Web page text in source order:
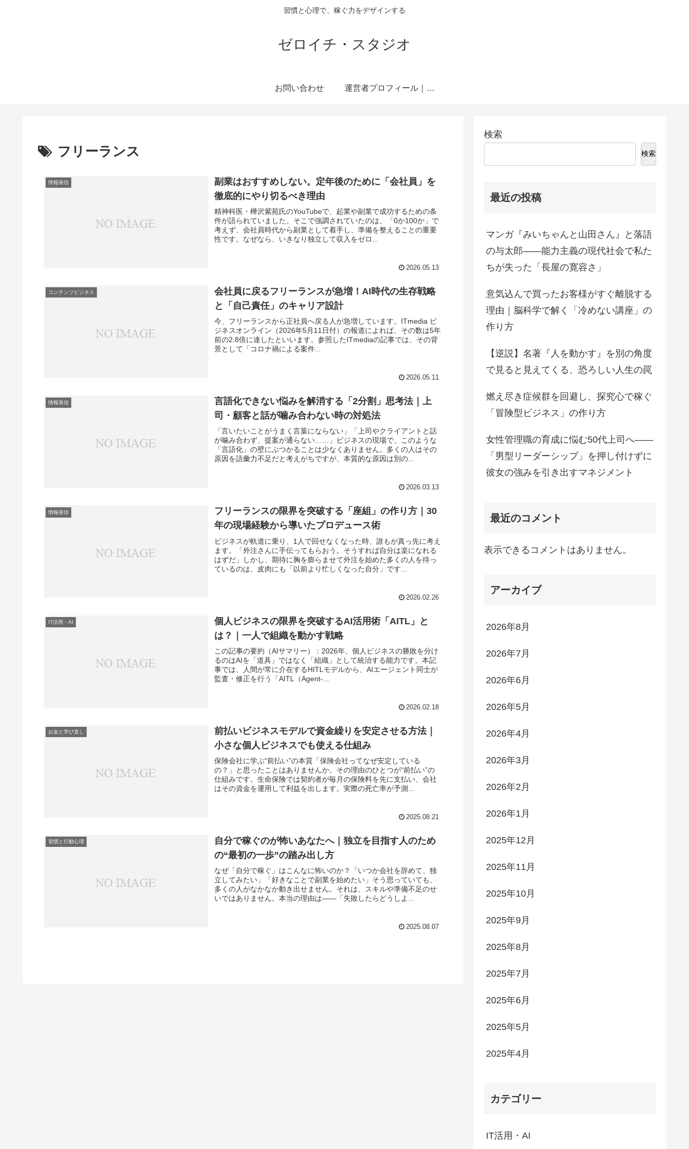
習慣と心理で、稼ぐ力をデザインする
ゼロイチ・スタジオ
お問い合わせ 運営者プロフィール｜ミライジュウ
フリーランス
情報発信
副業はおすすめしない。定年後のために「会社員」を
徹底的にやり切るべき理由
精神科医・樺沢紫苑氏のYouTubeで、起業や副業で成功するための条
件が語られていました。そこで強調されていたのは、「0か100か」で
考えず、会社員時代から副業として着手し、準備を整えることの重要
性です。なぜなら、いきなり独立して収入をゼロ...
2026.05.13
コンテンツビジネス
会社員に戻るフリーランスが急増！AI時代の生存戦略
と「自己責任」のキャリア設計
今、フリーランスから正社員へ戻る人が急増しています。ITmedia ビ
ジネスオンライン（2026年5月11日付）の報道によれば、その数は5年
前の2.8倍に達したといいます。参照したITmediaの記事では、その背
景として「コロナ禍による案件...
2026.05.11
情報発信
言語化できない悩みを解消する「2分割」思考法｜上
司・顧客と話が噛み合わない時の対処法
「言いたいことがうまく言葉にならない」「上司やクライアントと話
が噛み合わず、提案が通らない……」ビジネスの現場で、このような
「言語化」の壁にぶつかることは少なくありません。多くの人はその
原因を語彙力不足だと考えがちですが、本質的な原因は別の...
2026.03.13
情報発信
フリーランスの限界を突破する「座組」の作り方｜30
年の現場経験から導いたプロデュース術
ビジネスが軌道に乗り、1人で回せなくなった時、誰もが真っ先に考え
ます。「外注さんに手伝ってもらおう。そうすれば自分は楽になれる
はずだ」しかし、期待に胸を膨らませて外注を始めた多くの人を待っ
ているのは、皮肉にも「以前より忙しくなった自分」です...
2026.02.26
IT活用・AI
個人ビジネスの限界を突破するAI活用術「AITL」と
は？｜一人で組織を動かす戦略
この記事の要約（AIサマリー）：2026年、個人ビジネスの勝敗を分け
るのはAIを「道具」ではなく「組織」として統治する能力です。本記
事では、人間が常に介在するHITLモデルから、AIエージェント同士が
監査・修正を行う「AITL（Agent-...
2026.02.18
お金と学び直し
前払いビジネスモデルで資金繰りを安定させる方法｜
小さな個人ビジネスでも使える仕組み
保険会社に学ぶ“前払い”の本質「保険会社ってなぜ安定している
の？」と思ったことはありませんか。その理由のひとつが“前払い”の
仕組みです。生命保険では契約者が毎月の保険料を先に支払い、会社
はその資金を運用して利益を出します。実際の死亡率が予測...
2025.08.21
習慣と行動心理
自分で稼ぐのが怖いあなたへ｜独立を目指す人のため
の“最初の一歩”の踏み出し方
なぜ「自分で稼ぐ」はこんなに怖いのか？「いつか会社を辞めて、独
立してみたい」「好きなことで副業を始めたい」そう思っていても、
多くの人がなかなか動き出せません。それは、スキルや準備不足のせ
いではありません。本当の理由は――「失敗したらどうしよ...
2025.08.07
検索
検索
最近の投稿
マンガ『みいちゃんと山田さん』と落語
の与太郎——能力主義の現代社会で私た
ちが失った「長屋の寛容さ」
意気込んで買ったお客様がすぐ離脱する
理由｜脳科学で解く「冷めない講座」の
作り方
【逆説】名著『人を動かす』を別の角度
で見ると見えてくる、恐ろしい人生の罠
燃え尽き症候群を回避し、探究心で稼ぐ
「冒険型ビジネス」の作り方
女性管理職の育成に悩む50代上司へ——
「男型リーダーシップ」を押し付けずに
彼女の強みを引き出すマネジメント
最近のコメント
表示できるコメントはありません。
アーカイブ
2026年8月
2026年7月
2026年6月
2026年5月
2026年4月
2026年3月
2026年2月
2026年1月
2025年12月
2025年11月
2025年10月
2025年9月
2025年8月
2025年7月
2025年6月
2025年5月
2025年4月
カテゴリー
IT活用・AI